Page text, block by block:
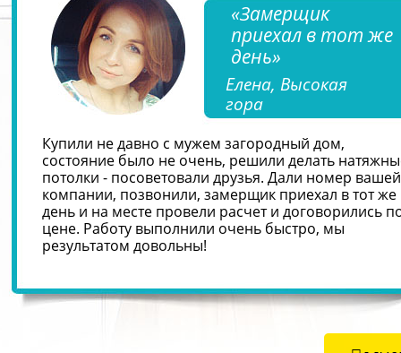
«Замерщик
приехал в тот же
день»
Елена, Высокая
гора
Купили не давно с мужем загородный дом,
состояние было не очень, решили делать
потолки - посоветовали друзья. Дали номер вашей
компании, позвонили, замерщик приехал в тот же
день и на месте провели расчет и договорились
цене. Работу выполнили очень быстро, мы
результатом довольны!